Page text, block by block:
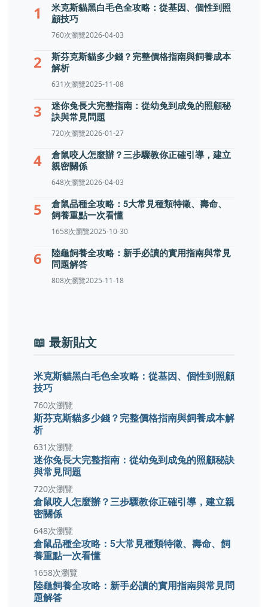
1
米克斯貓黑白毛色全攻略：從基因、個性到照
顧技巧
760次瀏覽2026-04-03
2
斯芬克斯貓多少錢？完整價格指南與飼養成本
解析
631次瀏覽2025-11-08
3
迷你兔長大完整指南：從幼兔到成兔的照顧秘
訣與常見問題
720次瀏覽2026-01-27
4
倉鼠咬人怎麼辦？三步驟教你正確引導，建立
親密關係
648次瀏覽2026-04-03
5
倉鼠品種全攻略：5大常見種類特徵、壽命、
飼養重點一次看懂
1658次瀏覽2025-10-30
6
陸龜飼養全攻略：新手必讀的實用指南與常見
問題解答
808次瀏覽2025-11-18
📖 最新貼文
米克斯貓黑白毛色全攻略：從基因、個性到照顧
技巧
760次瀏覽
斯芬克斯貓多少錢？完整價格指南與飼養成本解
析
631次瀏覽
迷你兔長大完整指南：從幼兔到成兔的照顧秘訣
與常見問題
720次瀏覽
倉鼠咬人怎麼辦？三步驟教你正確引導，建立親
密關係
648次瀏覽
倉鼠品種全攻略：5大常見種類特徵、壽命、飼
養重點一次看懂
1658次瀏覽
陸龜飼養全攻略：新手必讀的實用指南與常見問
題解答